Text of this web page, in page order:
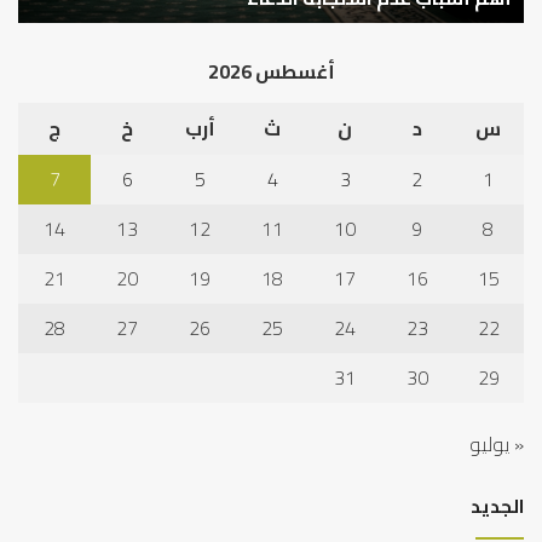
أغسطس 2026
س
د ن ث أرب خ
ج
1
2
3
4
5
6
7
8
9
10
11
12
13
14
15
16
17
18
19
20
21
22
23
24
25
26
27
28
29
30
31
« يوليو
الجديد